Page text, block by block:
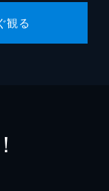
観る
！